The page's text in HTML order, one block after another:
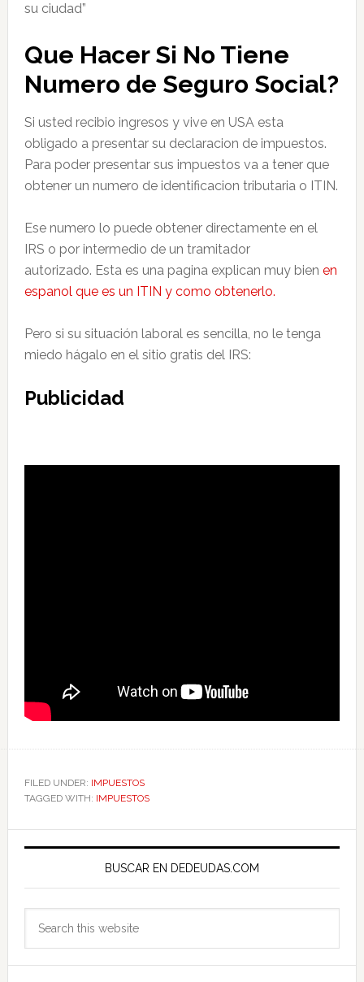
su ciudad”
Que Hacer Si No Tiene
Numero de Seguro Social?
Si usted recibio ingresos y vive en USA esta
obligado a presentar su declaracion de impuestos.
Para poder presentar sus impuestos va a tener que
obtener un numero de identificacion tributaria o ITIN.
Ese numero lo puede obtener directamente en el
IRS o por intermedio de un tramitador
autorizado. Esta es una pagina explican muy bien en
espanol que es un ITIN y como obtenerlo.
Pero si su situación laboral es sencilla, no le tenga
miedo hágalo en el sitio gratis del IRS:
Publicidad
FILED UNDER: IMPUESTOS
TAGGED WITH: IMPUESTOS
Primary
BUSCAR EN DEDEUDAS.COM